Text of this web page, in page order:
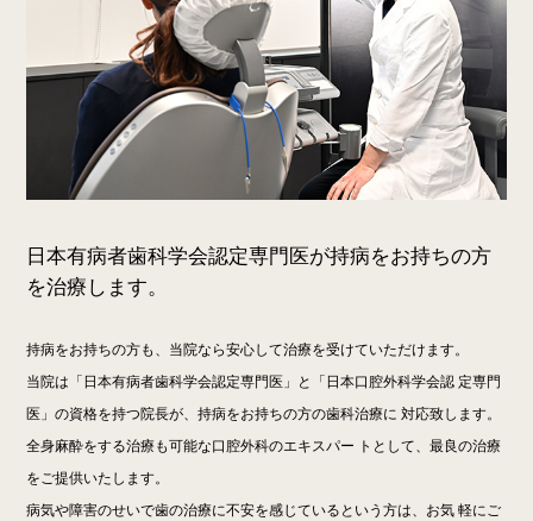
日本有病者歯科学会認定専門医が持病をお持ちの方
を治療します。
持病をお持ちの方も、当院なら安心して治療を受けていただけます。
当院は「日本有病者歯科学会認定専門医」と「日本口腔外科学会認 定専門
医」の資格を持つ院長が、持病をお持ちの方の歯科治療に 対応致します。
全身麻酔をする治療も可能な口腔外科のエキスパー トとして、最良の治療
をご提供いたします。
病気や障害のせいで歯の治療に不安を感じているという方は、お気 軽にご